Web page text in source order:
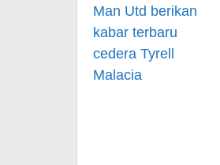
Man Utd berikan
kabar terbaru
cedera Tyrell
Malacia